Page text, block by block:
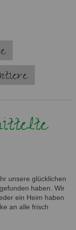
unsere glücklichen
haben. Wir
ein Heim haben
an alle frisch